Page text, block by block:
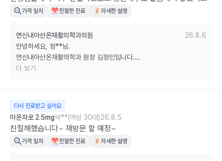
감사합니다.
가격 일치 친절한 진료 자세한 설명
연신내아산온재활의학과의원
26.8.6
안녕하세요, 정**님.
연신내아산온재활의학과 원장 김정인입니다.
있도록 친절한 진료와 깨끗한 환경을 유지하며 최선을 다하겠습니다.
감사합니다.
더 보기
다시 진료받고 싶어요
마운자로 2.5mg박**(여성 30대)26.8.5
친절해했습니다~ 재방문 할 예정~
가격 일치 친절한 진료 자세한 설명